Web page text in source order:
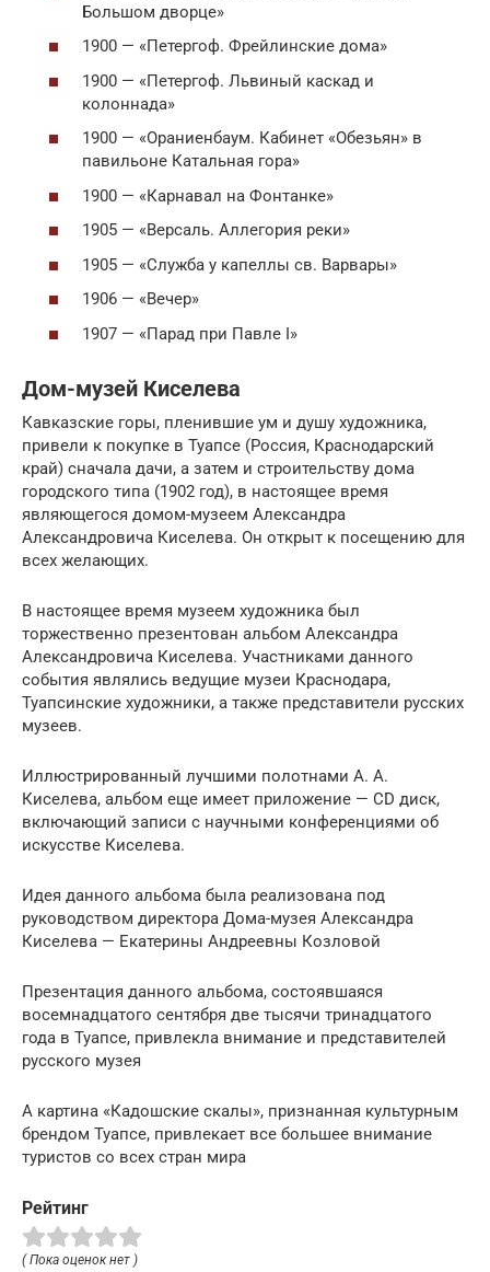
Большом дворце»
1900 — «Петергоф. Фрейлинские дома»
1900 — «Петергоф. Львиный каскад и
колоннада»
1900 — «Ораниенбаум. Кабинет «Обезьян» в
павильоне Катальная гора»
1900 — «Карнавал на Фонтанке»
1905 — «Версаль. Аллегория реки»
1905 — «Служба у капеллы св. Варвары»
1906 — «Вечер»
1907 — «Парад при Павле I»
Дом-музей Киселева
Кавказские горы, пленившие ум и душу художника,
привели к покупке в Туапсе (Россия, Краснодарский
край) сначала дачи, а затем и строительству дома
городского типа (1902 год), в настоящее время
являющегося домом-музеем Александра
Александровича Киселева. Он открыт к посещению для
всех желающих.
В настоящее время музеем художника был
торжественно презентован альбом Александра
Александровича Киселева. Участниками данного
события являлись ведущие музеи Краснодара,
Туапсинские художники, а также представители русских
музеев.
Иллюстрированный лучшими полотнами А. А.
Киселева, альбом еще имеет приложение — CD диск,
включающий записи с научными конференциями об
искусстве Киселева.
Идея данного альбома была реализована под
руководством директора Дома-музея Александра
Киселева — Екатерины Андреевны Козловой
Презентация данного альбома, состоявшаяся
восемнадцатого сентября две тысячи тринадцатого
года в Туапсе, привлекла внимание и представителей
русского музея
А картина «Кадошские скалы», признанная культурным
брендом Туапсе, привлекает все большее внимание
туристов со всех стран мира
Рейтинг
( Пока оценок нет )